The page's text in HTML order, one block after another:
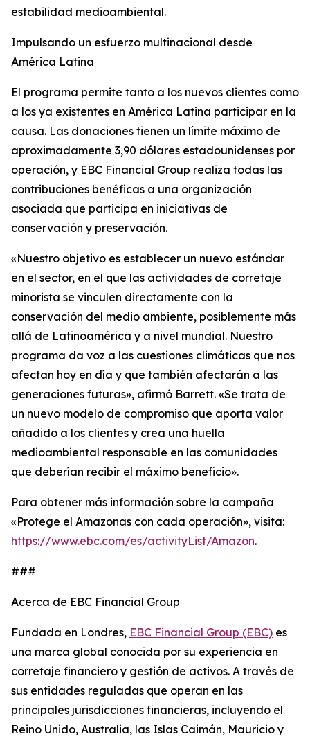
estabilidad medioambiental.
Impulsando un esfuerzo multinacional desde
América Latina
El programa permite tanto a los nuevos clientes como
a los ya existentes en América Latina participar en la
causa. Las donaciones tienen un límite máximo de
aproximadamente 3,90 dólares estadounidenses por
operación, y EBC Financial Group realiza todas las
contribuciones benéficas a una organización
asociada que participa en iniciativas de
conservación y preservación.
«Nuestro objetivo es establecer un nuevo estándar
en el sector, en el que las actividades de corretaje
minorista se vinculen directamente con la
conservación del medio ambiente, posiblemente más
allá de Latinoamérica y a nivel mundial. Nuestro
programa da voz a las cuestiones climáticas que nos
afectan hoy en día y que también afectarán a las
generaciones futuras», afirmó Barrett. «Se trata de
un nuevo modelo de compromiso que aporta valor
añadido a los clientes y crea una huella
medioambiental responsable en las comunidades
que deberían recibir el máximo beneficio».
Para obtener más información sobre la campaña
«Protege el Amazonas con cada operación», visita:
https://www.ebc.com/es/activityList/Amazon.
###
Acerca de EBC Financial Group
Fundada en Londres, EBC Financial Group (EBC) es
una marca global conocida por su experiencia en
corretaje financiero y gestión de activos. A través de
sus entidades reguladas que operan en las
principales jurisdicciones financieras, incluyendo el
Reino Unido, Australia, las Islas Caimán, Mauricio y